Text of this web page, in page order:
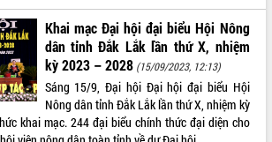
tháng 4
thúc đẩy
tại tỉnh
Khai mạc Đại hội đại biểu Hội Nông
dân tỉnh Đắk Lắk lần thứ X, nhiệm
kỳ 2023 – 2028 (15/09/2023, 12:13)
Sáng 15/9, Đại hội Đại hội đại biểu Hội
Nông dân tỉnh Đắk Lắk lần thứ X, nhiệm kỳ
khai mạc. 244 đại biểu chính thức đại diện cho